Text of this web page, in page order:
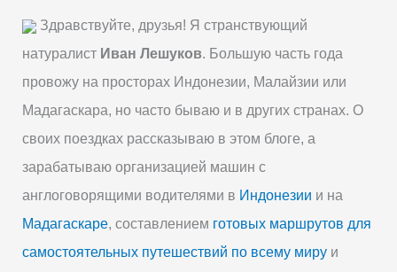
Здравствуйте, друзья! Я странствующий
натуралист Иван Лешуков. Большую часть года
провожу на просторах Индонезии, Малайзии или
Мадагаскара, но часто бываю и в других странах. О
своих поездках рассказываю в этом блоге, а
зарабатываю организацией машин с
англоговорящими водителями в Индонезии и на
Мадагаскаре, составлением готовых маршрутов для
самостоятельных путешествий по всему мируи